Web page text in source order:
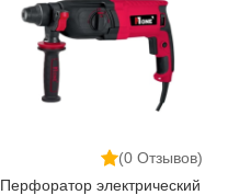
(0 Отзывов)
Перфоратор электрический